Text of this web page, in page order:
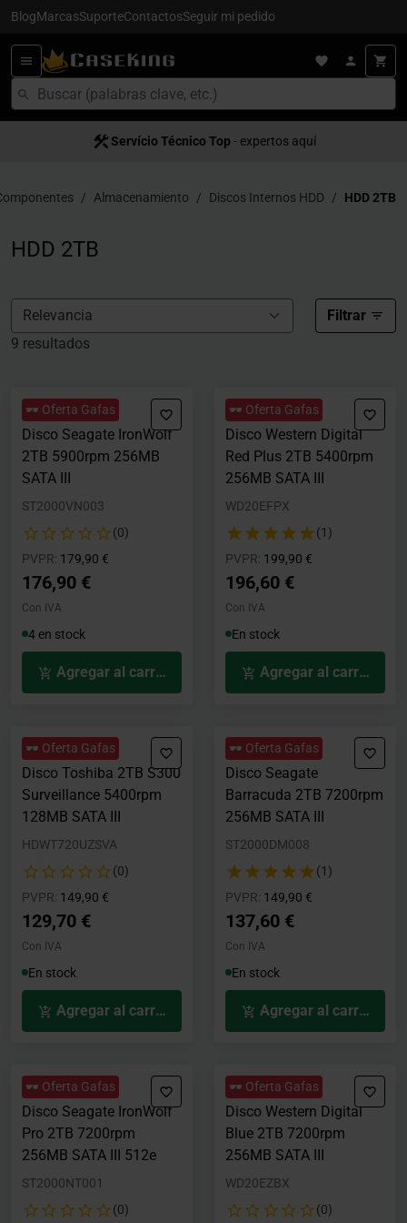
BlogMarcasSuporteContactosSeguir mi pedido
Servício Técnico Top - expertos aquí
Almacenamiento Discos Internos HDD HDD 2TB
HDD 2TB
Filtrar
9 resultados
🕶️ Oferta Gafas
Disco Seagate IronWolf
2TB 5900rpm 256MB
SATA III
ST2000VN003
(0)
PVPR: Precio rebajado desde
179,90 €
176,90 €
Con IVA
4 en stock
Agregar al carrito
🕶️ Oferta Gafas
Disco Western Digital
Red Plus 2TB 5400rpm
256MB SATA III
WD20EFPX
(1)
PVPR: Precio rebajado desde
199,90 €
196,60 €
Con IVA
En stock
Agregar al carrito
🕶️ Oferta Gafas
Disco Toshiba 2TB S300
Surveillance 5400rpm
128MB SATA III
HDWT720UZSVA
(0)
PVPR: Precio rebajado desde
149,90 €
129,70 €
Con IVA
En stock
Agregar al carrito
🕶️ Oferta Gafas
Disco Seagate
Barracuda 2TB 7200rpm
256MB SATA III
ST2000DM008
(1)
PVPR: Precio rebajado desde
149,90 €
137,60 €
Con IVA
En stock
Agregar al carrito
🕶️ Oferta Gafas
Disco Seagate IronWolf
Pro 2TB 7200rpm
256MB SATA III 512e
ST2000NT001
(0)
🕶️ Oferta Gafas
Disco Western Digital
Blue 2TB 7200rpm
256MB SATA III
WD20EZBX
(0)